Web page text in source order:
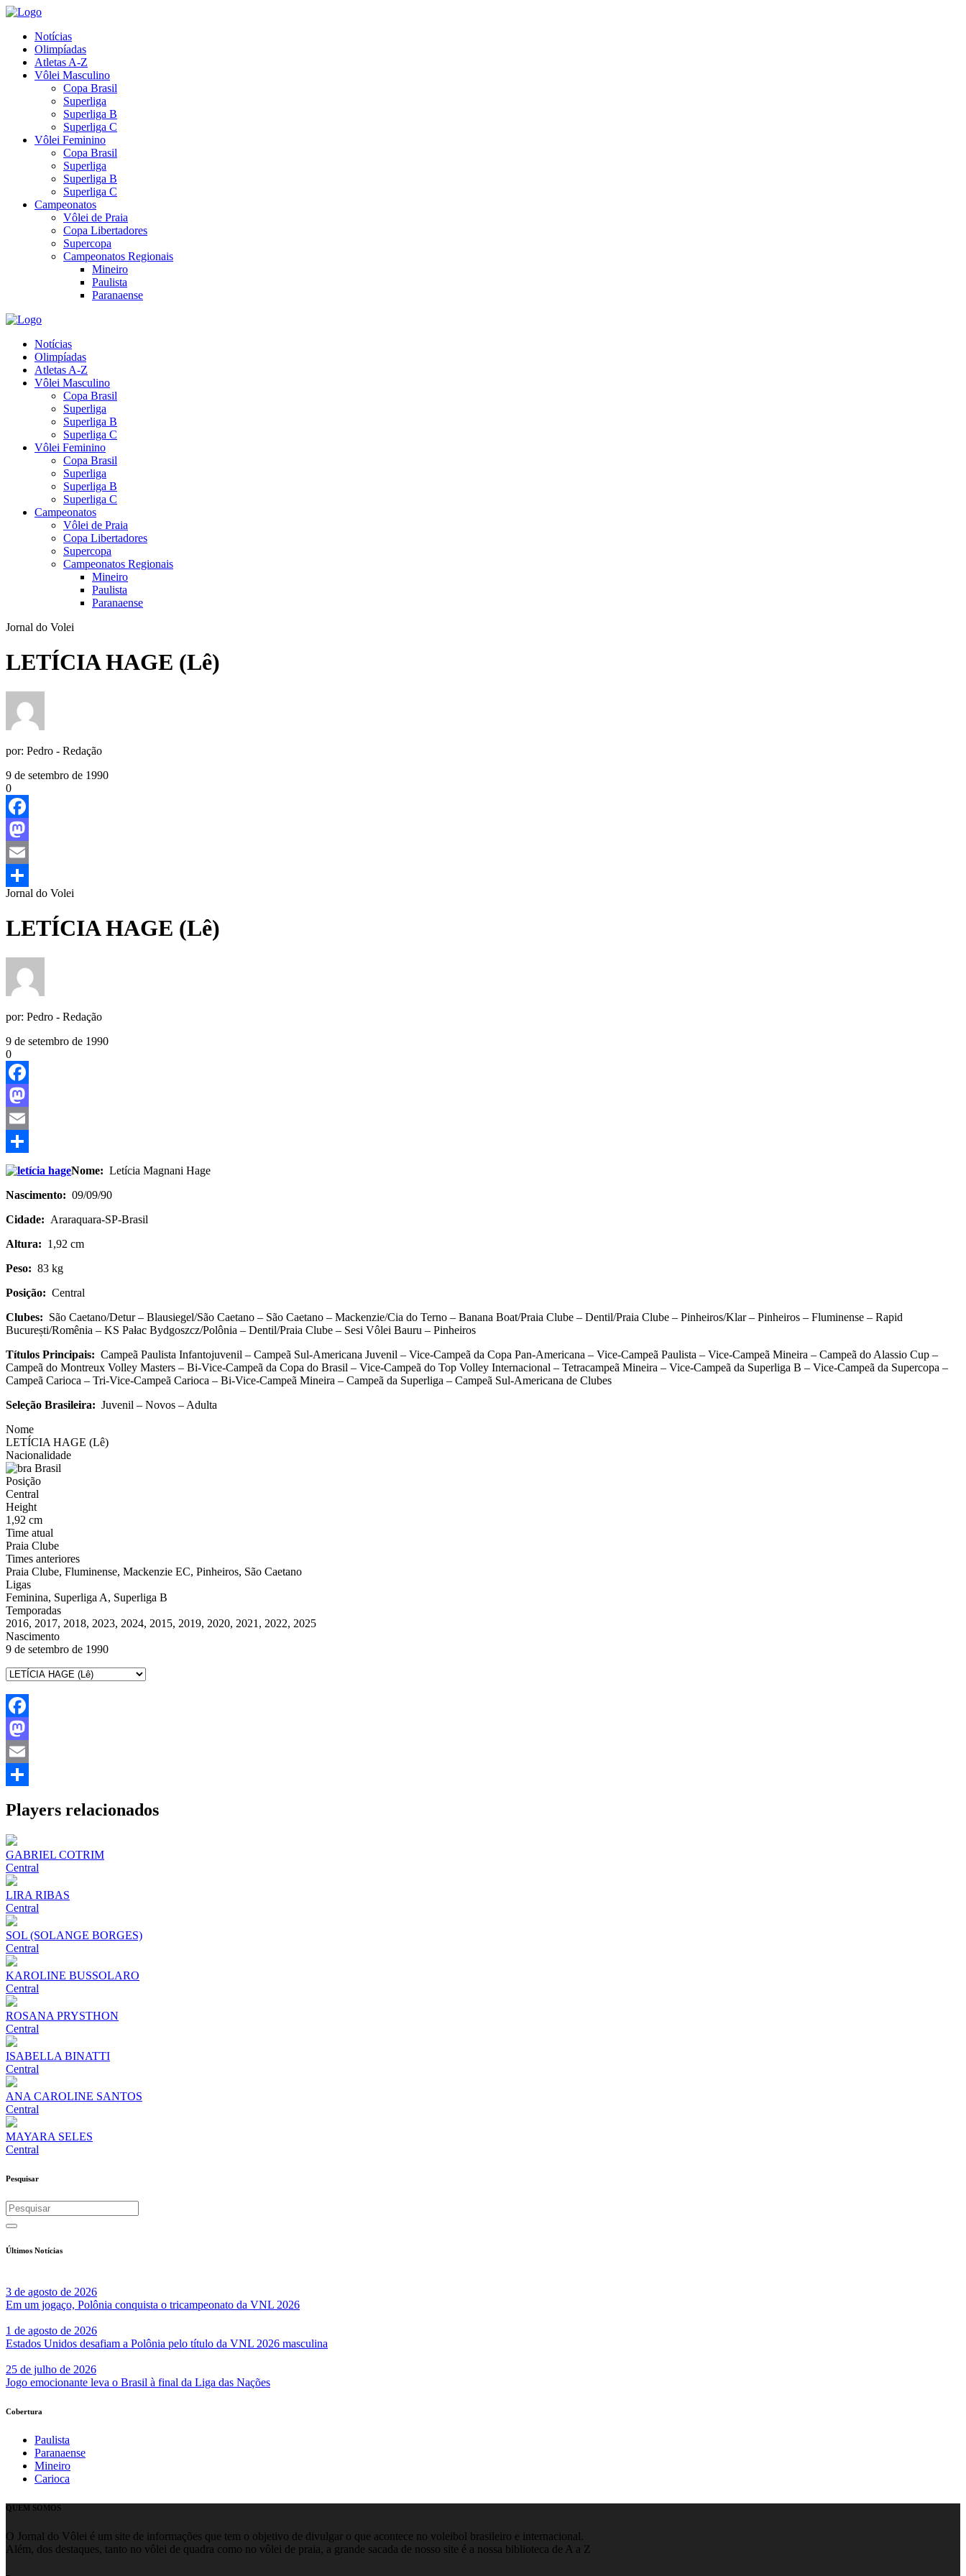
Notícias
Olimpíadas
Atletas A-Z
Vôlei Masculino
Copa Brasil
Superliga
Superliga B
Superliga C
Vôlei Feminino
Copa Brasil
Superliga
Superliga B
Superliga C
Campeonatos
Vôlei de Praia
Copa Libertadores
Supercopa
Campeonatos Regionais
Mineiro
Paulista
Paranaense
Notícias
Olimpíadas
Atletas A-Z
Vôlei Masculino
Copa Brasil
Superliga
Superliga B
Superliga C
Vôlei Feminino
Copa Brasil
Superliga
Superliga B
Superliga C
Campeonatos
Vôlei de Praia
Copa Libertadores
Supercopa
Campeonatos Regionais
Mineiro
Paulista
Paranaense
Jornal do Volei
LETÍCIA HAGE (Lê)
por: Pedro - Redação
9 de setembro de 1990
0
Facebook
Mastodon
Email
Share
Jornal do Volei
LETÍCIA HAGE (Lê)
por: Pedro - Redação
9 de setembro de 1990
0
Facebook
Mastodon
Email
Share
Nome: Letícia Magnani Hage
Nascimento: 09/09/90
Cidade: Araraquara-SP-Brasil
Altura: 1,92 cm
Peso: 83 kg
Posição: Central
Clubes: São Caetano/Detur – Blausiegel/São Caetano – São Caetano – Mackenzie/Cia do Terno – Banana Boat/Praia Clube – Dentil/Praia Clube – Pinheiros/Klar – Pinheiros – Fluminense – Rapid
București/Romênia – KS Pałac Bydgoszcz/Polônia – Dentil/Praia Clube – Sesi Vôlei Bauru – Pinheiros
Títulos Principais: Campeã Paulista Infantojuvenil – Campeã Sul-Americana Juvenil – Vice-Campeã da Copa Pan-Americana – Vice-Campeã Paulista – Vice-Campeã Mineira – Campeã do Alassio Cup –
Campeã do Montreux Volley Masters – Bi-Vice-Campeã da Copa do Brasil – Vice-Campeã do Top Volley Internacional – Tetracampeã Mineira – Vice-Campeã da Superliga B – Vice-Campeã da Supercopa –
Campeã Carioca – Tri-Vice-Campeã Carioca – Bi-Vice-Campeã Mineira – Campeã da Superliga – Campeã Sul-Americana de Clubes
Seleção Brasileira: Juvenil – Novos – Adulta
Nome
LETÍCIA HAGE (Lê)
Nacionalidade
Brasil
Posição
Central
Height
1,92 cm
Time atual
Praia Clube
Times anteriores
Praia Clube, Fluminense, Mackenzie EC, Pinheiros, São Caetano
Ligas
Feminina, Superliga A, Superliga B
Temporadas
2016, 2017, 2018, 2023, 2024, 2015, 2019, 2020, 2021, 2022, 2025
Nascimento
9 de setembro de 1990
Facebook
Mastodon
Email
Players relacionados
GABRIEL COTRIM
Central
LIRA RIBAS
Central
SOL (SOLANGE BORGES)
Central
KAROLINE BUSSOLARO
Central
ROSANA PRYSTHON
Central
ISABELLA BINATTI
Central
ANA CAROLINE SANTOS
Central
MAYARA SELES
Central
Pesquisar
Últimos Notícias
3 de agosto de 2026
Em um jogaço, Polônia conquista o tricampeonato da VNL 2026
1 de agosto de 2026
Estados Unidos desafiam a Polônia pelo título da VNL 2026 masculina
25 de julho de 2026
Jogo emocionante leva o Brasil à final da Liga das Nações
Cobertura
Paulista
Paranaense
Mineiro
Carioca
QUEM SOMOS
O Jornal do Vôlei é um site de informações que tem o objetivo de divulgar o que acontece no voleibol brasileiro e internacional.
Além, dos destaques, tanto no vôlei de quadra como no vôlei de praia, a grande sacada de nosso site é a nossa biblioteca de A a Z